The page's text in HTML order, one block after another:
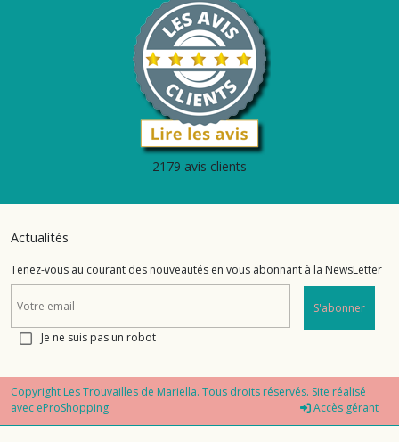
2179 avis clients
Actualités
Tenez-vous au courant des nouveautés en vous abonnant à la NewsLetter
S'abonner
Je ne suis pas un robot
Copyright Les Trouvailles de Mariella. Tous droits réservés. Site réalisé
avec eProShopping Accès gérant